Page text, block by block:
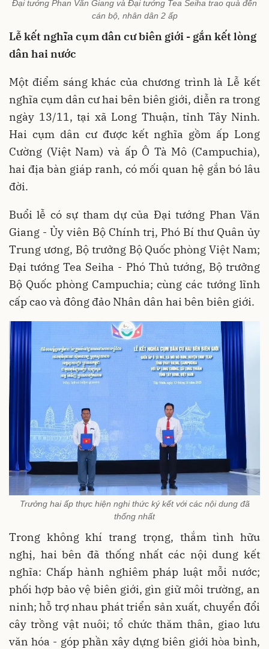
Đại tướng Phan Văn Giang và Đại tướng Tea Seiha trao quà đến
cán bộ, nhân dân 2 ấp
Lễ kết nghĩa cụm dân cư biên giới - gắn kết lòng
dân hai nước
Một điểm sáng khác của chương trình là Lễ kết
nghĩa cụm dân cư hai bên biên giới, diễn ra trong
ngày 13/11, tại xã Long Thuận, tỉnh Tây Ninh.
Hai cụm dân cư được kết nghĩa gồm ấp Long
Cường (Việt Nam) và ấp Ô Tà Mô (Campuchia),
hai địa bàn giáp ranh, có mối quan hệ gắn bó lâu
đời.
Buổi lễ có sự tham dự của Đại tướng Phan Văn
Giang - Ủy viên Bộ Chính trị, Phó Bí thư Quân ủy
Trung ương, Bộ trưởng Bộ Quốc phòng Việt Nam;
Đại tướng Tea Seiha - Phó Thủ tướng, Bộ trưởng
Bộ Quốc phòng Campuchia; cùng các tướng lĩnh
cấp cao và đông đảo Nhân dân hai bên biên giới.
Trưởng hai ấp thực hiện nghi thức ký kết với các nội dung đã
thống nhất
Trong không khí trang trọng, thắm tình hữu
nghị, hai bên đã thống nhất các nội dung kết
nghĩa: Chấp hành nghiêm pháp luật mỗi nước;
phối hợp bảo vệ biên giới, gìn giữ môi trường, an
ninh; hỗ trợ nhau phát triển sản xuất, chuyển đổi
cây trồng vật nuôi; tổ chức thăm thân, giao lưu
văn hóa - góp phần xây dựng biên giới hòa bình,